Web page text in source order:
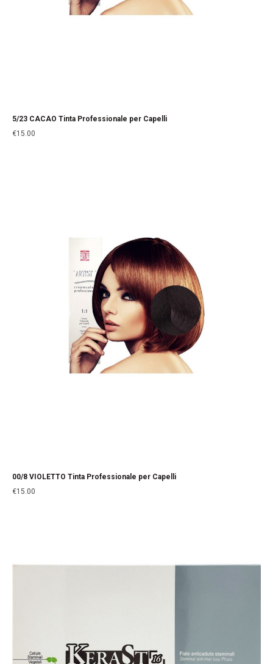
5/23 CACAO Tinta Professionale per Capelli
€15.00
00/8 VIOLETTO Tinta Professionale per Capelli
€15.00